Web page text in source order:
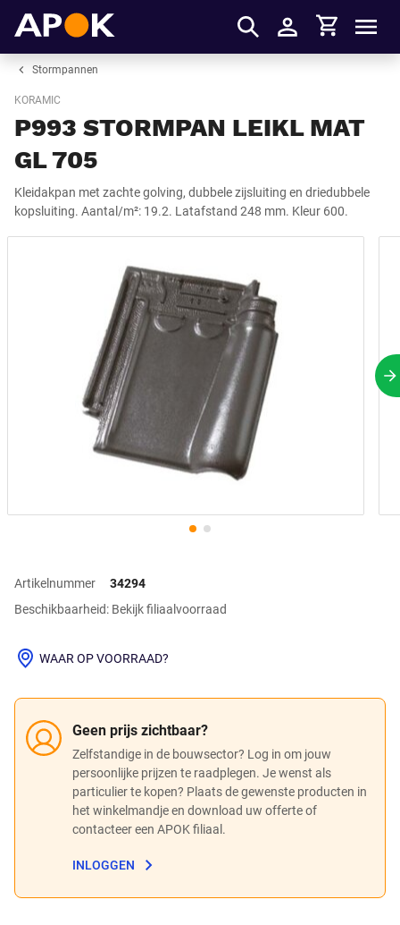
Inloggen
Winkelmandje
Stormpannen
KORAMIC
P993 STORMPAN LEIKL MAT
GL 705
Kleidakpan met zachte golving, dubbele zijsluiting en driedubbele
kopsluiting. Aantal/m²: 19.2. Latafstand 248 mm. Kleur 600.
Artikelnummer
34294
Beschikbaarheid: Bekijk filiaalvoorraad
Geen prijs zichtbaar?
Zelfstandige in de bouwsector? Log in om jouw
persoonlijke prijzen te raadplegen. Je wenst als
particulier te kopen? Plaats de gewenste producten in
het winkelmandje en download uw offerte of
contacteer een APOK filiaal.
INLOGGEN
WAAR OP VOORRAAD?